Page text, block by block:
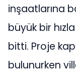
inşaatlarına
büyük bir
bitti. Proje
bulunurken